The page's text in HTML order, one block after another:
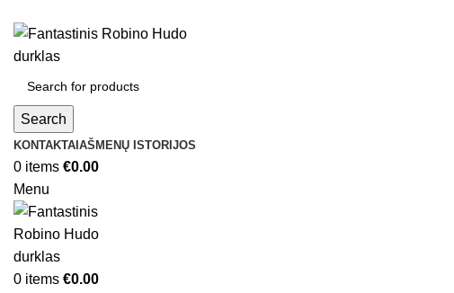
Search
KONTAKTAI AŠMENŲ ISTORIJOS
0 items €0.00
Menu
0 items €0.00